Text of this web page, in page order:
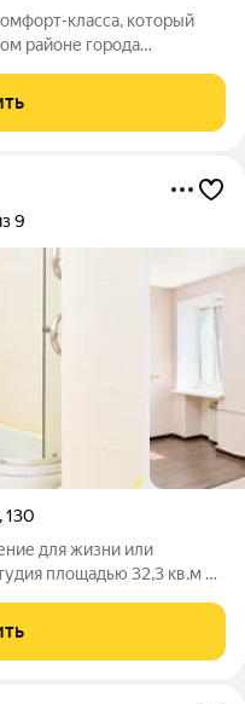
класса, который
районе города
и двух этажей
9
,130
для жизни или
площадью 32,3 кв.м на
планировкой и